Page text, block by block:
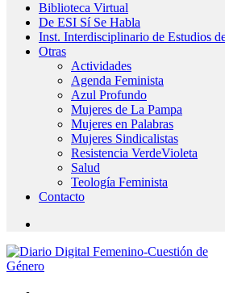
Biblioteca Virtual
De ESI Sí Se Habla
Inst. Interdisciplinario de Estudios
Otras
Actividades
Agenda Feminista
Azul Profundo
Mujeres de La Pampa
Mujeres en Palabras
Mujeres Sindicalistas
Resistencia VerdeVioleta
Salud
Teología Feminista
Contacto